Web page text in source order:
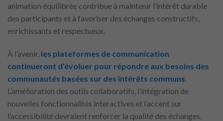
animation équilibrée contribue à maintenir l’intérêt durable
des participants et à favoriser des échanges constructifs,
enrichissants et respectueux.
À l’avenir, les plateformes de communication
continueront d’évoluer pour répondre aux besoins des
communautés basées sur des intérêts communs
L’amélioration des outils collaboratifs, l’intégration de
nouvelles fonctionnalités interactives et l’accent sur
l’accessibilité devraient renforcer la qualité des échanges.